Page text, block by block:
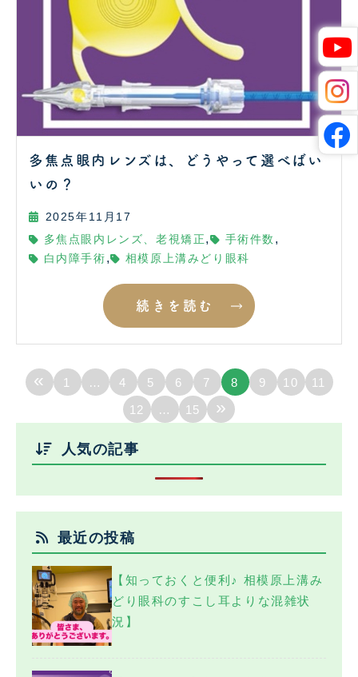
多焦点眼内レンズは、どうやって選べばい
いの？
2025年11月17
多焦点眼内レンズ、老視矯正 , 手術件数 ,
白内障手術 , 相模原上溝みどり眼科
続きを読む
« 1 … 4 5 6 7 8 9 10
11
12
… 15 »
人気の記事
最近の投稿
【知っておくと便利♪ 相模原上溝み
どり眼科のすこし耳よりな混雑状
況】